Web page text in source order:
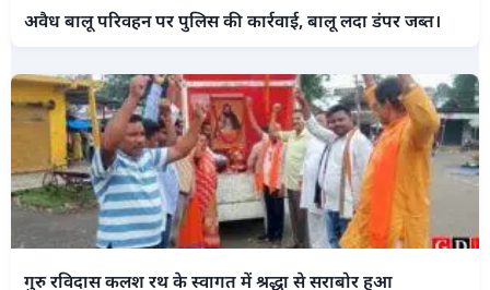
अवैध बालू परिवहन पर पुलिस की कार्रवाई, बालू लदा डंपर जब्त।
गुरु रविदास कलश रथ के स्वागत में श्रद्धा से सराबोर हुआ